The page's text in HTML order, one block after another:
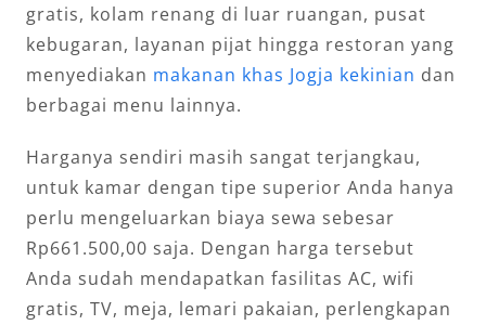
gratis, kolam renang di luar ruangan, pusat
kebugaran, layanan pijat hingga restoran yang
menyediakan makanan khas Jogja kekinian dan
berbagai menu lainnya.
Harganya sendiri masih sangat terjangkau,
untuk kamar dengan tipe superior Anda hanya
perlu mengeluarkan biaya sewa sebesar
Rp661.500,00 saja. Dengan harga tersebut
Anda sudah mendapatkan fasilitas AC, wifi
gratis, TV, meja, lemari pakaian, perlengkapan